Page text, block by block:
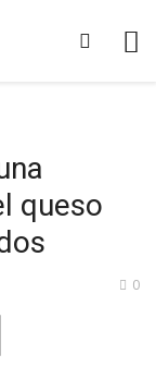
queso
0